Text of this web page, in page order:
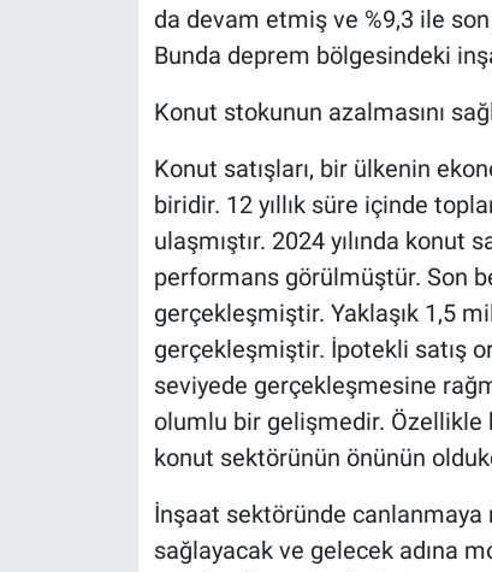
da devam etmiş ve %9,3 ile son
Bunda deprem bölgesindeki
Konut stokunun azalmasını
Konut satışları, bir ülkenin
biridir. 12 yıllık süre içinde
ulaşmıştır. 2024 yılında konut
performans görülmüştür. Son
gerçekleşmiştir. Yaklaşık 1,5
gerçekleşmiştir. İpotekli satış
seviyede gerçekleşmesine
olumlu bir gelişmedir. Özellikle
konut sektörünün önünün
İnşaat sektöründe canlanmaya
sağlayacak ve gelecek adına